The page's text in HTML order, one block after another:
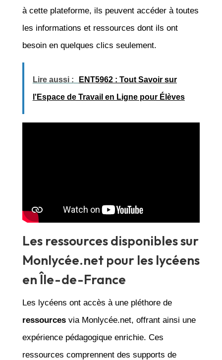
à cette plateforme, ils peuvent accéder à toutes
les informations et ressources dont ils ont
besoin en quelques clics seulement.
Lire aussi : ENT5962 : Tout Savoir sur
l'Espace de Travail en Ligne pour Élèves
Les ressources disponibles sur
Monlycée.net pour les lycéens
en Île-de-France
Les lycéens ont accès à une pléthore de
ressourcesvia Monlycée.net, offrant ainsi une
expérience pédagogique enrichie. Ces
ressources comprennent des supports de